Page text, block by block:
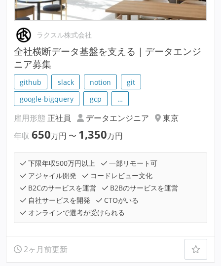
ラクスル株式会社
全社横断データ基盤を支える｜データエンジ
ニア募集
github slack notion
git
google-bigquery
gcp …
雇用形態 正社員 データエンジニア
東京
年収 650万円 〜 1,350万円
下限年収500万円以上
一部リモート可
アジャイル開発
コードレビュー文化
B2Cのサービスを運営
B2Bのサービスを運営
自社サービスを開発
CTOがいる
オンラインで選考が受けられる
2ヶ月前更新